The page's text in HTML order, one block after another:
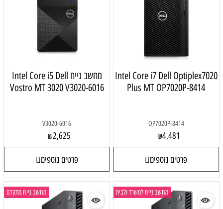
Intel Core i7 Dell
Plus MT OP7020P-8414
OP7020P-8414
₪4,481
פרטים נוספים
מחשב נייח Intel Core i5 Dell
Vostro MT 3020 V3020-6016
V3020-6016
₪2,625
פרטים נוספים
מחשב נייח למשרד ולבית מחשב נייח מתקדם